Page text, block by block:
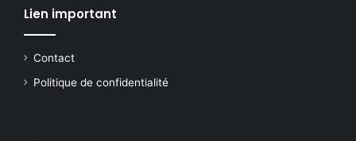
Lien important
Contact
Politique de confidentialité